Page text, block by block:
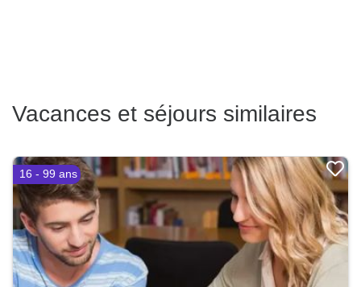
Vacances et séjours similaires
16 - 99 ans